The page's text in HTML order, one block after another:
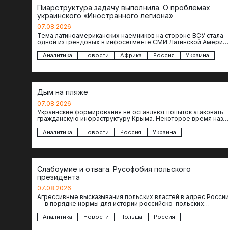
Пиарструктура задачу выполнила. О проблемах
украинского «Иностранного легиона»
07.08.2026
Тема латиноамериканских наемников на стороне ВСУ стала
одной из трендовых в инфосегменте СМИ Латинской Америки.
Аналитика Новости Африка Россия Украина
Дым на пляже
07.08.2026
Украинские формирования не оставляют попыток атаковать
гражданскую инфраструктуру Крыма. Некоторое время назад
Аналитика Новости Россия Украина
Слабоумие и отвага. Русофобия польского
президента
07.08.2026
Агрессивные высказывания польских властей в адрес России
— в порядке нормы для истории российско-польских
Аналитика Новости Польша Россия